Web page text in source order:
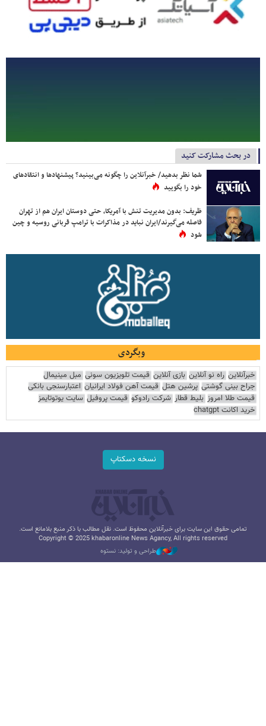
در بحث مشارکت کنید
شما نظر بدهید/ خبرآنلاین را چگونه می‌بینید؟ پیشنهادها و انتقادهای
خود را بگویید
ظریف: بدون مدیریت تنش با آمریکا، حتی دوستان ایران هم از تهران
فاصله می‌گیرند/ایران نباید در مذاکرات با ترامپ قربانی روسیه و چین
شود
وبگردی
خبرآنلاین راه نو آنلاین بازی آنلاین قیمت تلویزیون سونی مبل مینیمال
جراح بینی گوشتی پرشین هتل قیمت آهن فولاد ایرانیان اعتبارسنجی بانکی
قیمت طلا امروز بلیط قطار شرکت رادوکو قیمت پروفیل سایت یوتوتایمز
خرید اکانت chatgpt
نسخه دسکتاپ
تمامی حقوق این سایت برای خبرآنلاین محفوظ است. نقل مطالب با ذکر منبع بلامانع است.
Copyright © 2025 khabaronline News Agancy, All rights reserved
طراحی و تولید: نستوه